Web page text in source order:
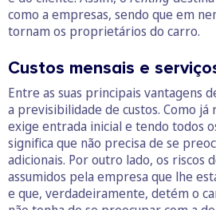
como a empresas, sendo que em
tornam os proprietários do carro.
Custos mensais e
Entre as suas principais vantagens
a previsibilidade de custos. Como
exige entrada inicial e tendo todos
significa que não precisa de se
adicionais. Por outro lado, os riscos
assumidos pela empresa que lhe
e que, verdadeiramente, detém o